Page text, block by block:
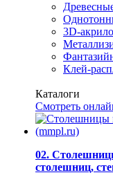
3D-
Клей-
Каталоги
Смотреть
02.
столешниц,